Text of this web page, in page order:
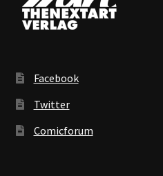
Facebook
Twitter
Comicforum